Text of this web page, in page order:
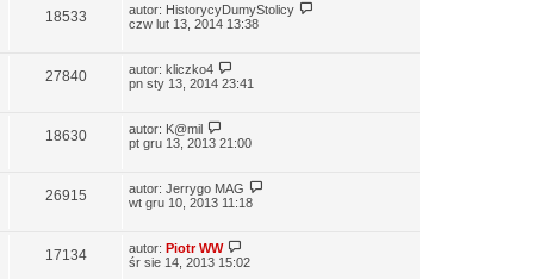
18533 autor: HistorycyDumyStolicy
czw lut 13, 2014 13:38
27840 autor: kliczko4
pn sty 13, 2014 23:41
18630 autor: K@mil
pt gru 13, 2013 21:00
26915 autor: Jerrygo MAG
wt gru 10, 2013 11:18
17134 autor: Piotr WW
śr sie 14, 2013 15:02